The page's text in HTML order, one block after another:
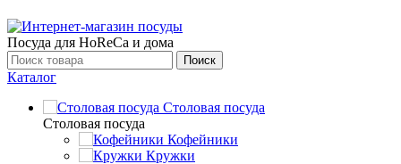
Посуда для HoReCa и дома
Поиск
Каталог
Столовая посуда
Столовая посуда
Кофейники
Кружки